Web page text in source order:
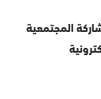
المجتمعية